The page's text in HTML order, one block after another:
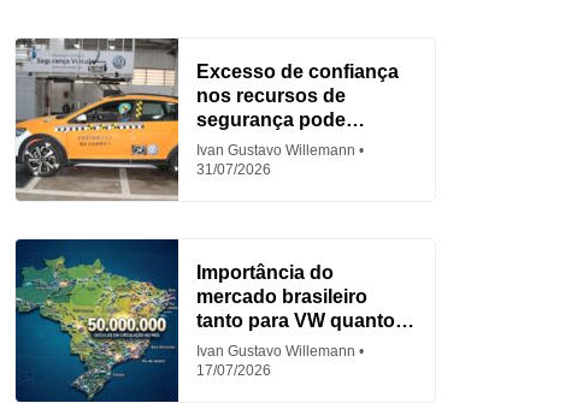
Excesso de confiança
nos recursos de
segurança pode
aumentar acidentes
Ivan Gustavo Willemann
31/07/2026
Importância do
mercado brasileiro
tanto para VW quanto
para Fiat
Ivan Gustavo Willemann
17/07/2026